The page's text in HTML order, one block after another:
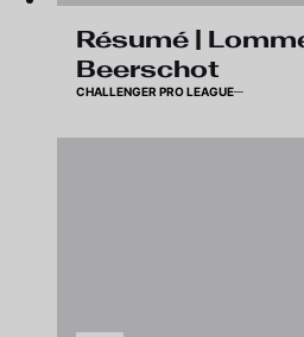
Résumé |
Beerschot
CHALLENGER PRO LEAGUE